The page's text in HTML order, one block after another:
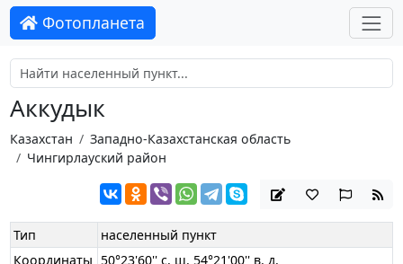
Фотопланета
Аккудык
Казахстан
Западно-Казахстанская область
Чингирлауский район
Тип
населенный пункт
Координаты 50°23'60'' с. ш. 54°21'00'' в. д.